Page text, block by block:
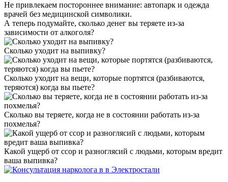
Не привлекаем постороннее внимание: автопарк и одежда
врачей без медицинской символики.
А теперь подумайте, сколько денег вы теряете из-за
зависимости от алкоголя?
Сколько уходит на выпивку?
Сколько уходит на вещи, которые портятся (разбиваются,
теряются) когда вы пьете?
Сколько вы теряете, когда не в состоянии работать из-за
похмелья?
Какой ущерб от ссор и разноглясий с людьми, которым вредит
ваша выпивка?